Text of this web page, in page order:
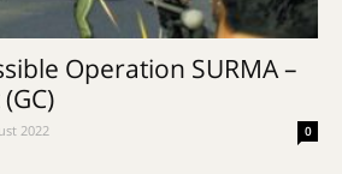
Operation SURMA –
2022 0